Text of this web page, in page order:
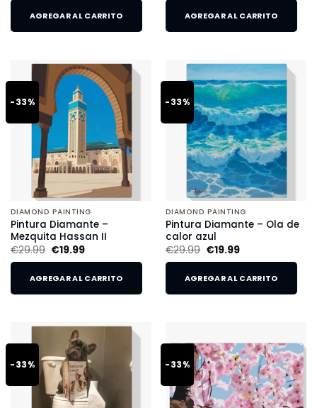
AGREGAR AL CARRITO AGREGAR AL CARRITO
-33%
DIAMOND PAINTING
Pintura Diamante –
Mezquita Hassan II
€29.99 €19.99
AGREGAR AL CARRITO
-33%
DIAMOND PAINTING
Pintura Diamante – Ola de
calor azul
€29.99 €19.99
AGREGAR AL CARRITO
-33% -33%